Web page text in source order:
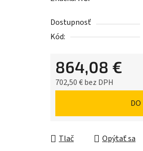
je
0,0
hviezdičiek.
Dostupnosť
Kód:
864,08 €
702,50 € bez DPH
Tlač Opýtať sa